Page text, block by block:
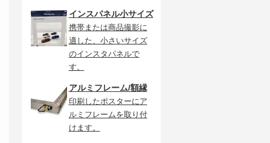
インスパネル小サイズ
携帯または商品撮影に
適した、小さいサイズ
のインスタパネルで
す。
アルミフレーム/額縁
印刷したポスターにア
ルミフレームを取り付
けます。